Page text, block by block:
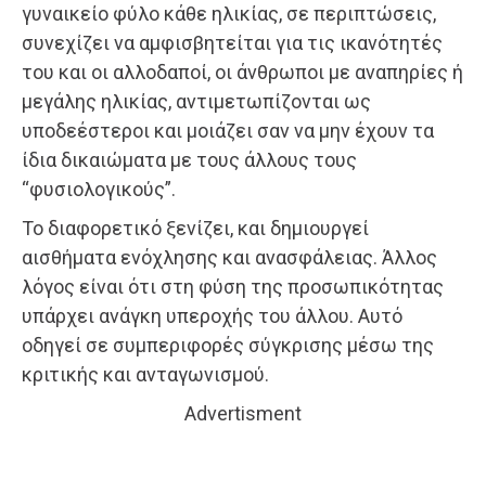
γυναικείο φύλο κάθε ηλικίας, σε περιπτώσεις,
συνεχίζει να αμφισβητείται για τις ικανότητές
του και οι αλλοδαποί, οι άνθρωποι με αναπηρίες ή
μεγάλης ηλικίας, αντιμετωπίζονται ως
υποδεέστεροι και μοιάζει σαν να μην έχουν τα
ίδια δικαιώματα με τους άλλους τους
“φυσιολογικούς”.
Το διαφορετικό ξενίζει, και δημιουργεί
αισθήματα ενόχλησης και ανασφάλειας. Άλλος
λόγος είναι ότι στη φύση της προσωπικότητας
υπάρχει ανάγκη υπεροχής του άλλου. Αυτό
οδηγεί σε συμπεριφορές σύγκρισης μέσω της
κριτικής και ανταγωνισμού.
Advertisment